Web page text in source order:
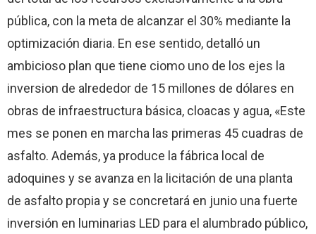
pública, con la meta de alcanzar el 30% mediante la
optimización diaria. En ese sentido, detalló un
ambicioso plan que tiene ciomo uno de los ejes la
inversion de alrededor de 15 millones de dólares en
obras de infraestructura básica, cloacas y agua, «Este
mes se ponen en marcha las primeras 45 cuadras de
asfalto. Además, ya produce la fábrica local de
adoquines y se avanza en la licitación de una planta
de asfalto propia y se concretará en junio una fuerte
inversión en luminarias LED para el alumbrado público,